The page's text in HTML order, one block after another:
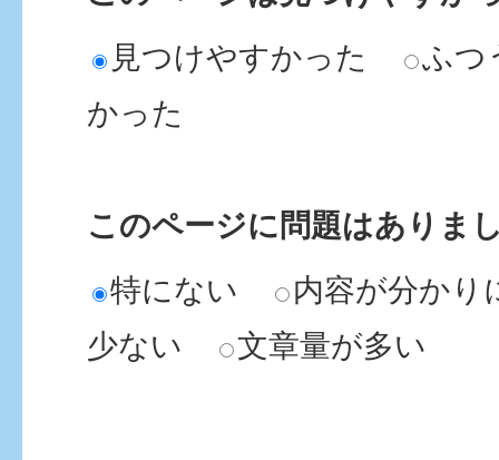
見つけやすかった
ふつ
かった
このページに問題はありま
特にない
内容が分かり
少ない
文章量が多い